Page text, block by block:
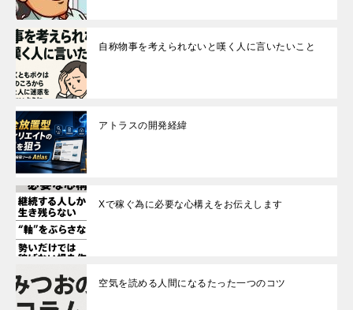
自称物事を考えられないと嘆く人に言いたいこと
アトラスの開発経緯
Xで稼ぐ為に必要な心構えをお伝えします
空気を読める人間になるたった一つのコツ